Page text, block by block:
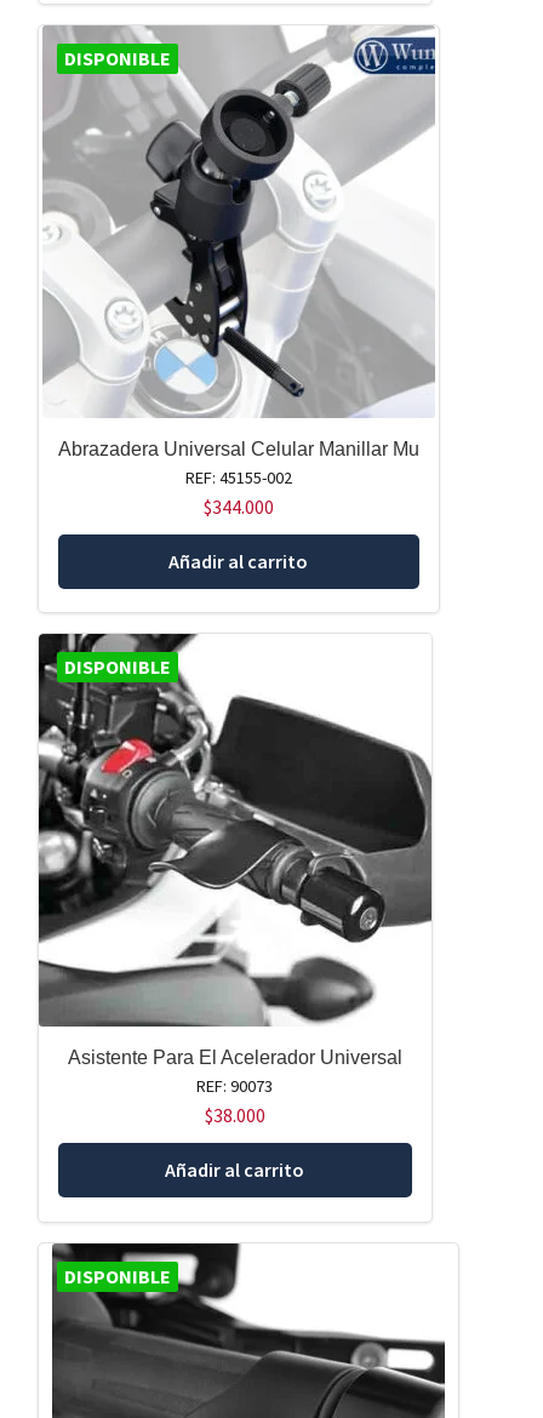
DISPONIBLE
Abrazadera Universal Celular Manillar Mu
REF: 45155-002
$344.000
Añadir al carrito
DISPONIBLE
Asistente Para El Acelerador Universal
REF: 90073
$38.000
Añadir al carrito
DISPONIBLE